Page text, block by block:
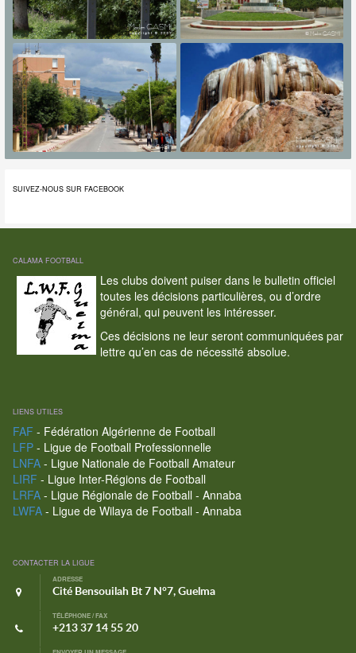
SUIVEZ-NOUS SUR FACEBOOK
CALAMA FOOTBALL
Les clubs doivent puiser dans le bulletin officiel
toutes les décisions particulières, ou d’ordre
général, qui peuvent les intéresser.
Ces décisions ne leur seront communiquées par
lettre qu’en cas de nécessité absolue.
LIENS UTILES
FAF - Fédération Algérienne de Football
LFP- Ligue de Football Professionnelle
LNFA- Ligue Nationale de Football Amateur
LIRF - Ligue Inter-Régions de Football
LRFA- Ligue Régionale de Football - Annaba
LWFA- Ligue de Wilaya de Football - Annaba
CONTACTER LA LIGUE
ADRESSE
Cité Bensouilah Bt 7 N°7, Guelma
TÉLÉPHONE / FAX
+213 37 14 55 20